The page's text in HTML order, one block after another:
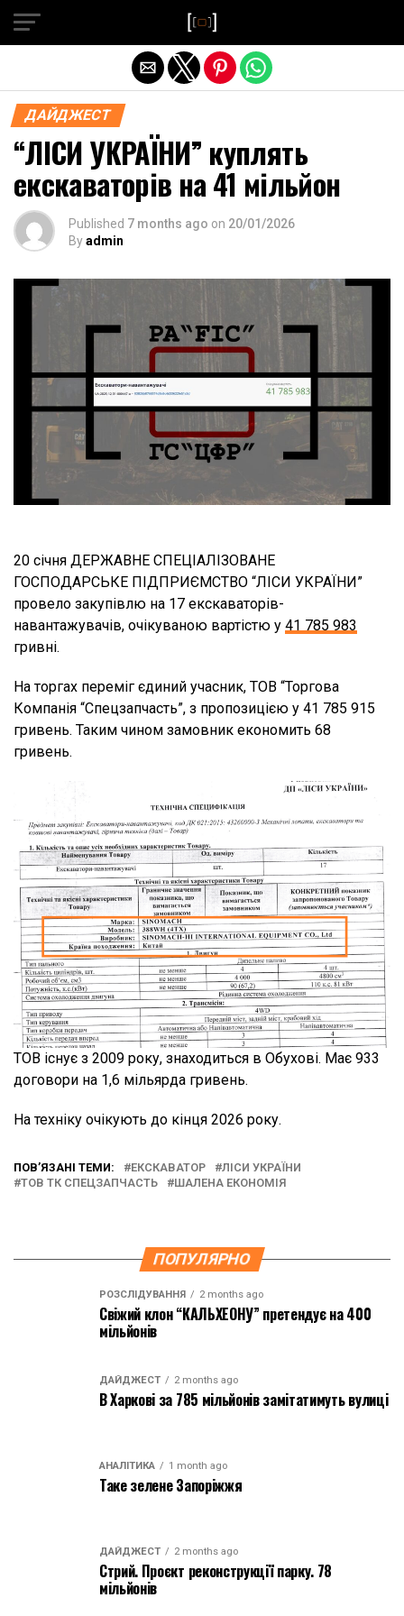
ДАЙДЖЕСТ
“ЛІСИ УКРАЇНИ” куплять
екскаваторів на 41 мільйон
Published 7 months ago on 20/01/2026
Byadmin
20 січня ДЕРЖАВНЕ СПЕЦІАЛІЗОВАНЕ
ГОСПОДАРСЬКЕ ПІДПРИЄМСТВО “ЛІСИ УКРАЇНИ”
провело закупівлю на 17 екскаваторів-
навантажувачів, очікуваною вартістю у 41 785 983
гривні.
На торгах переміг єдиний учасник, ТОВ “Торгова
Компанія “Спецзапчасть”, з пропозицією у 41 785 915
гривень. Таким чином замовник економить 68
гривень.
ТОВ існує з 2009 року, знаходиться в Обухові. Має 933
договори на 1,6 мільярда гривень.
На техніку очікують до кінця 2026 року.
ПОВ’ЯЗАНІ ТЕМИ: ЕКСКАВАТОР
ЛІСИ УКРАЇНИ
ТОВ ТК СПЕЦЗАПЧАСТЬ
ШАЛЕНА ЕКОНОМІЯ
ПОПУЛЯРНО
РОЗСЛІДУВАННЯ 2 months ago
Свіжий клон “КАЛЬХЕОНУ” претендує на 400
мільйонів
ДАЙДЖЕСТ 2 months ago
В Харкові за 785 мільйонів замітатимуть вулиці
АНАЛІТИКА 1 month ago
Таке зелене Запоріжжя
ДАЙДЖЕСТ 2 months ago
Стрий. Проєкт реконструкції парку. 78
мільйонів
Exit mobile version